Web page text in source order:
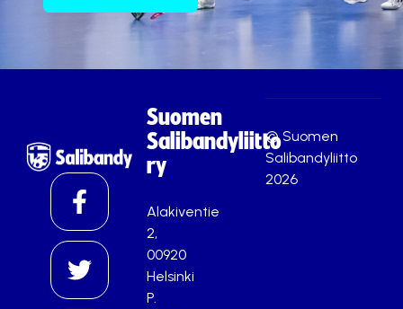
Suomen
Salibandyliitto
ry
Alakiventie
2,
00920
Helsinki
P.
© Suomen
Salibandyliitto
2026